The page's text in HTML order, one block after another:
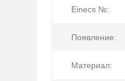
Einecs №:
Появление:
Материал: